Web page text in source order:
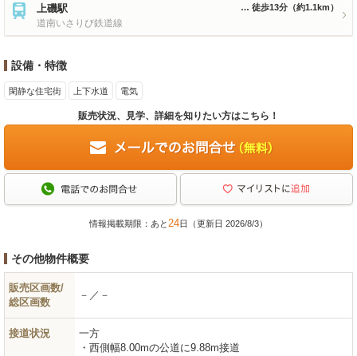
上磯駅
道南いさりび鉄道線
徒歩13分 （約1.1km）
設備・特徴
閑静な住宅街 上下水道 電気
販売状況、見学、詳細を知りたい方はこちら！
情報掲載期限：あと24日（更新日 2026/8/3）
その他物件概要
販売区画数/
総区画数
－／－
接道状況
一方
西側幅8.00mの公道に9.88m接道